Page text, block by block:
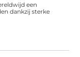
een
dankzij sterke